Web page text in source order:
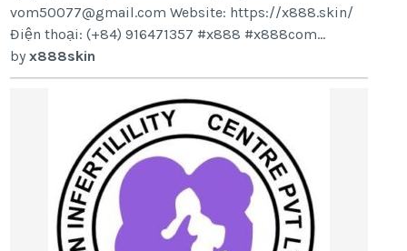
vom50077@gmail.com Website: https://x888.skin/
Điện thoại: (+84) 916471357 #x888 #x888com...
byx888skin